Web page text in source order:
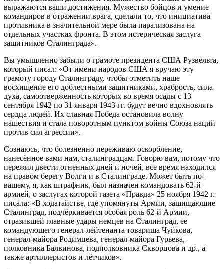
выражаются ваши достижения. Мужество бойцов и умение
командиров в отражении врага, сделали то, что инициатива
противника в значительной мере была парализована на
отдельных участках фронта. В этом истерическая заслуга
защитников Сталинграда».
Вы умышленно забыли о грамоте президента США Рузвельта,
который писал: «От имени народов США я вручаю эту
грамоту городу Сталинграду, чтобы отметить наше
восхищение его доблестными защитниками, храбрость, сила
духа, самоотверженность которых во время осады с 13
сентября 1942 по 31 января 1943 гг. будут вечно вдохновлять
сердца людей. Их славная Победа остановила волну
нашествия и стала поворотным пунктом войны Союза наций
против сил агрессии».
Сознаюсь, что болезненно переживаю оскорбление,
нанесённое вами нам, сталинградцам. Говорю вам, потому что
пережил двести огненных дней и ночей, все время находился
на правом берегу Волги и в Сталинграде. Может быть по-
вашему, я, как штрафник, был назначен командовать 62-й
армией, о заслугах которой газета «Правда» 25 ноября 1942 г.
писала: «В ходатайстве, где упомянуты Армии, защищающие
Сталинград, подчёркивается особая роль 62-й Армии,
отразившей главные удары немцев на Сталинград, ее
командующего генерал-лейтенанта товарища Чуйкова,
генерал-майора Родимцева, генерал-майора Гурьева,
полковника Балвинова, подполковника Скворцова и др., а
также артиллеристов и лётчиков».